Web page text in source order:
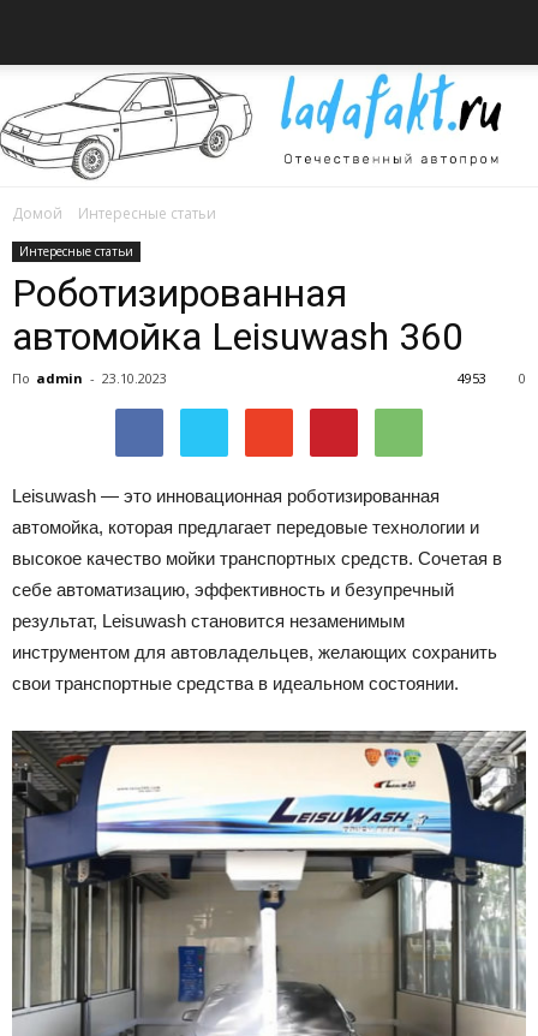
об
автомобилях
Лада
Домой Интересные статьи
Интересные статьи
Роботизированная
автомойка Leisuwash 360
По admin - 23.10.2023 0
4953
Leisuwash — это инновационная роботизированная
автомойка, которая предлагает передовые технологии и
высокое качество мойки транспортных средств. Сочетая в
себе автоматизацию, эффективность и безупречный
результат, Leisuwash становится незаменимым
инструментом для автовладельцев, желающих сохранить
свои транспортные средства в идеальном состоянии.